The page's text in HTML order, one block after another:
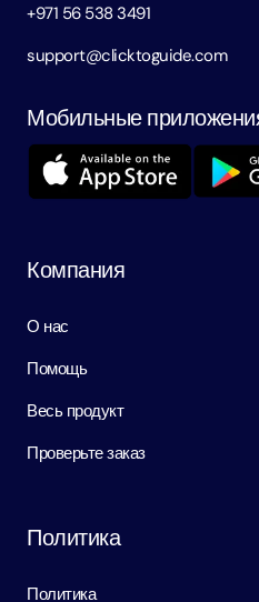
+971 56 538 3491
support@clicktoguide.com
Мобильные
Компания
О нас
Помощь
Весь продукт
Проверьте заказ
Политика
Политика